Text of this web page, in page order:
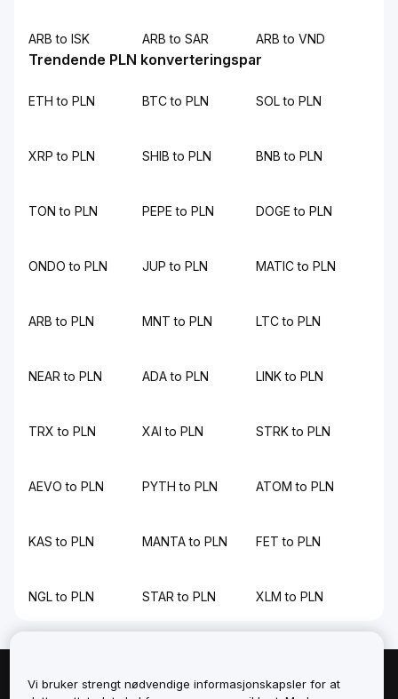
ARB to ISK ARB to SAR ARB to VND
Trendende PLN konverteringspar
ETH to PLN BTC to PLN SOL to PLN
XRP to PLN SHIB to PLN BNB to PLN
TON to PLN PEPE to PLN DOGE to PLN
ONDO to PLN JUP to PLN MATIC to PLN
ARB to PLN MNT to PLN LTC to PLN
NEAR to PLN ADA to PLN LINK to PLN
TRX to PLN XAI to PLN STRK to PLN
AEVO to PLN PYTH to PLN ATOM to PLN
KAS to PLN MANTA to PLN FET to PLN
NGL to PLN STAR to PLN XLM to PLN
Om
Vi bruker strengt nødvendige informasjonskapsler for at